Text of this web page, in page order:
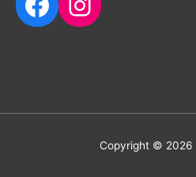
Copyright © 2026